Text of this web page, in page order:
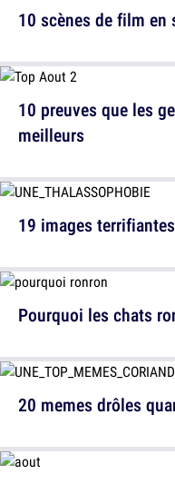
10 preuves que les
meilleurs
Pourquoi les chats
10 scènes de film en
19 images
20 memes drôles